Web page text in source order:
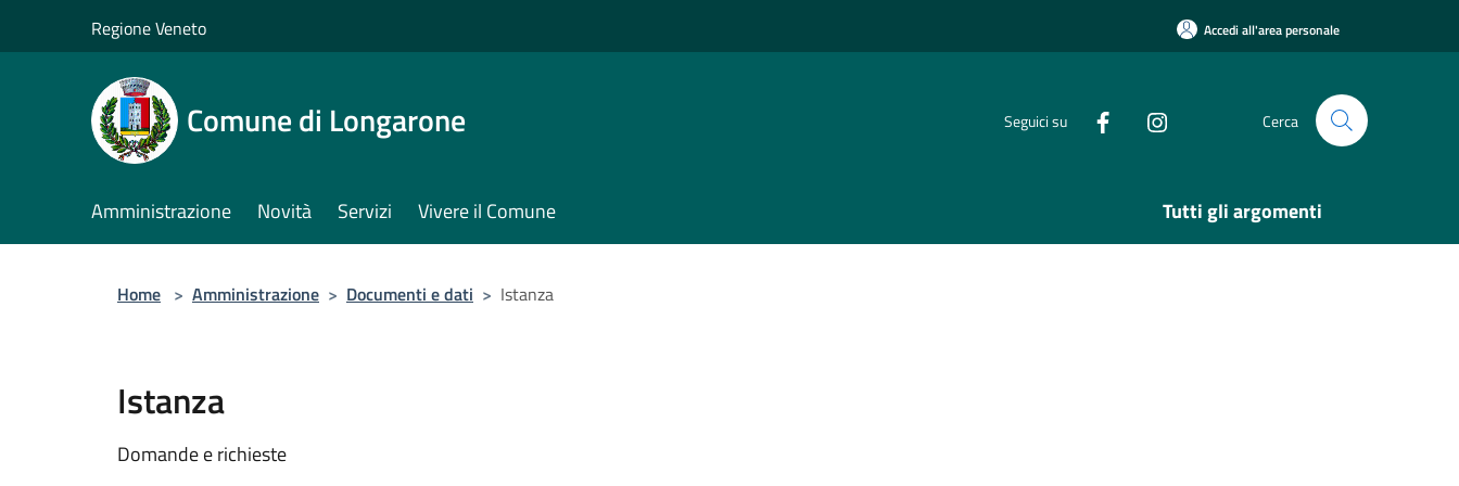
Regione Veneto Accedi all'area personale
Comune di Longarone Seguici su Cerca
Amministrazione Novità Servizi Vivere il Comune Tutti gli argomenti
Home > Amministrazione > Documenti e dati > Istanza
Istanza
Domande e richieste